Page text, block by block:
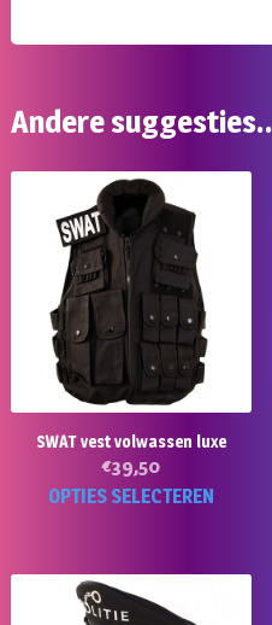
Andere
SWAT vest volwassen luxe
€39,50
OPTIES SELECTEREN